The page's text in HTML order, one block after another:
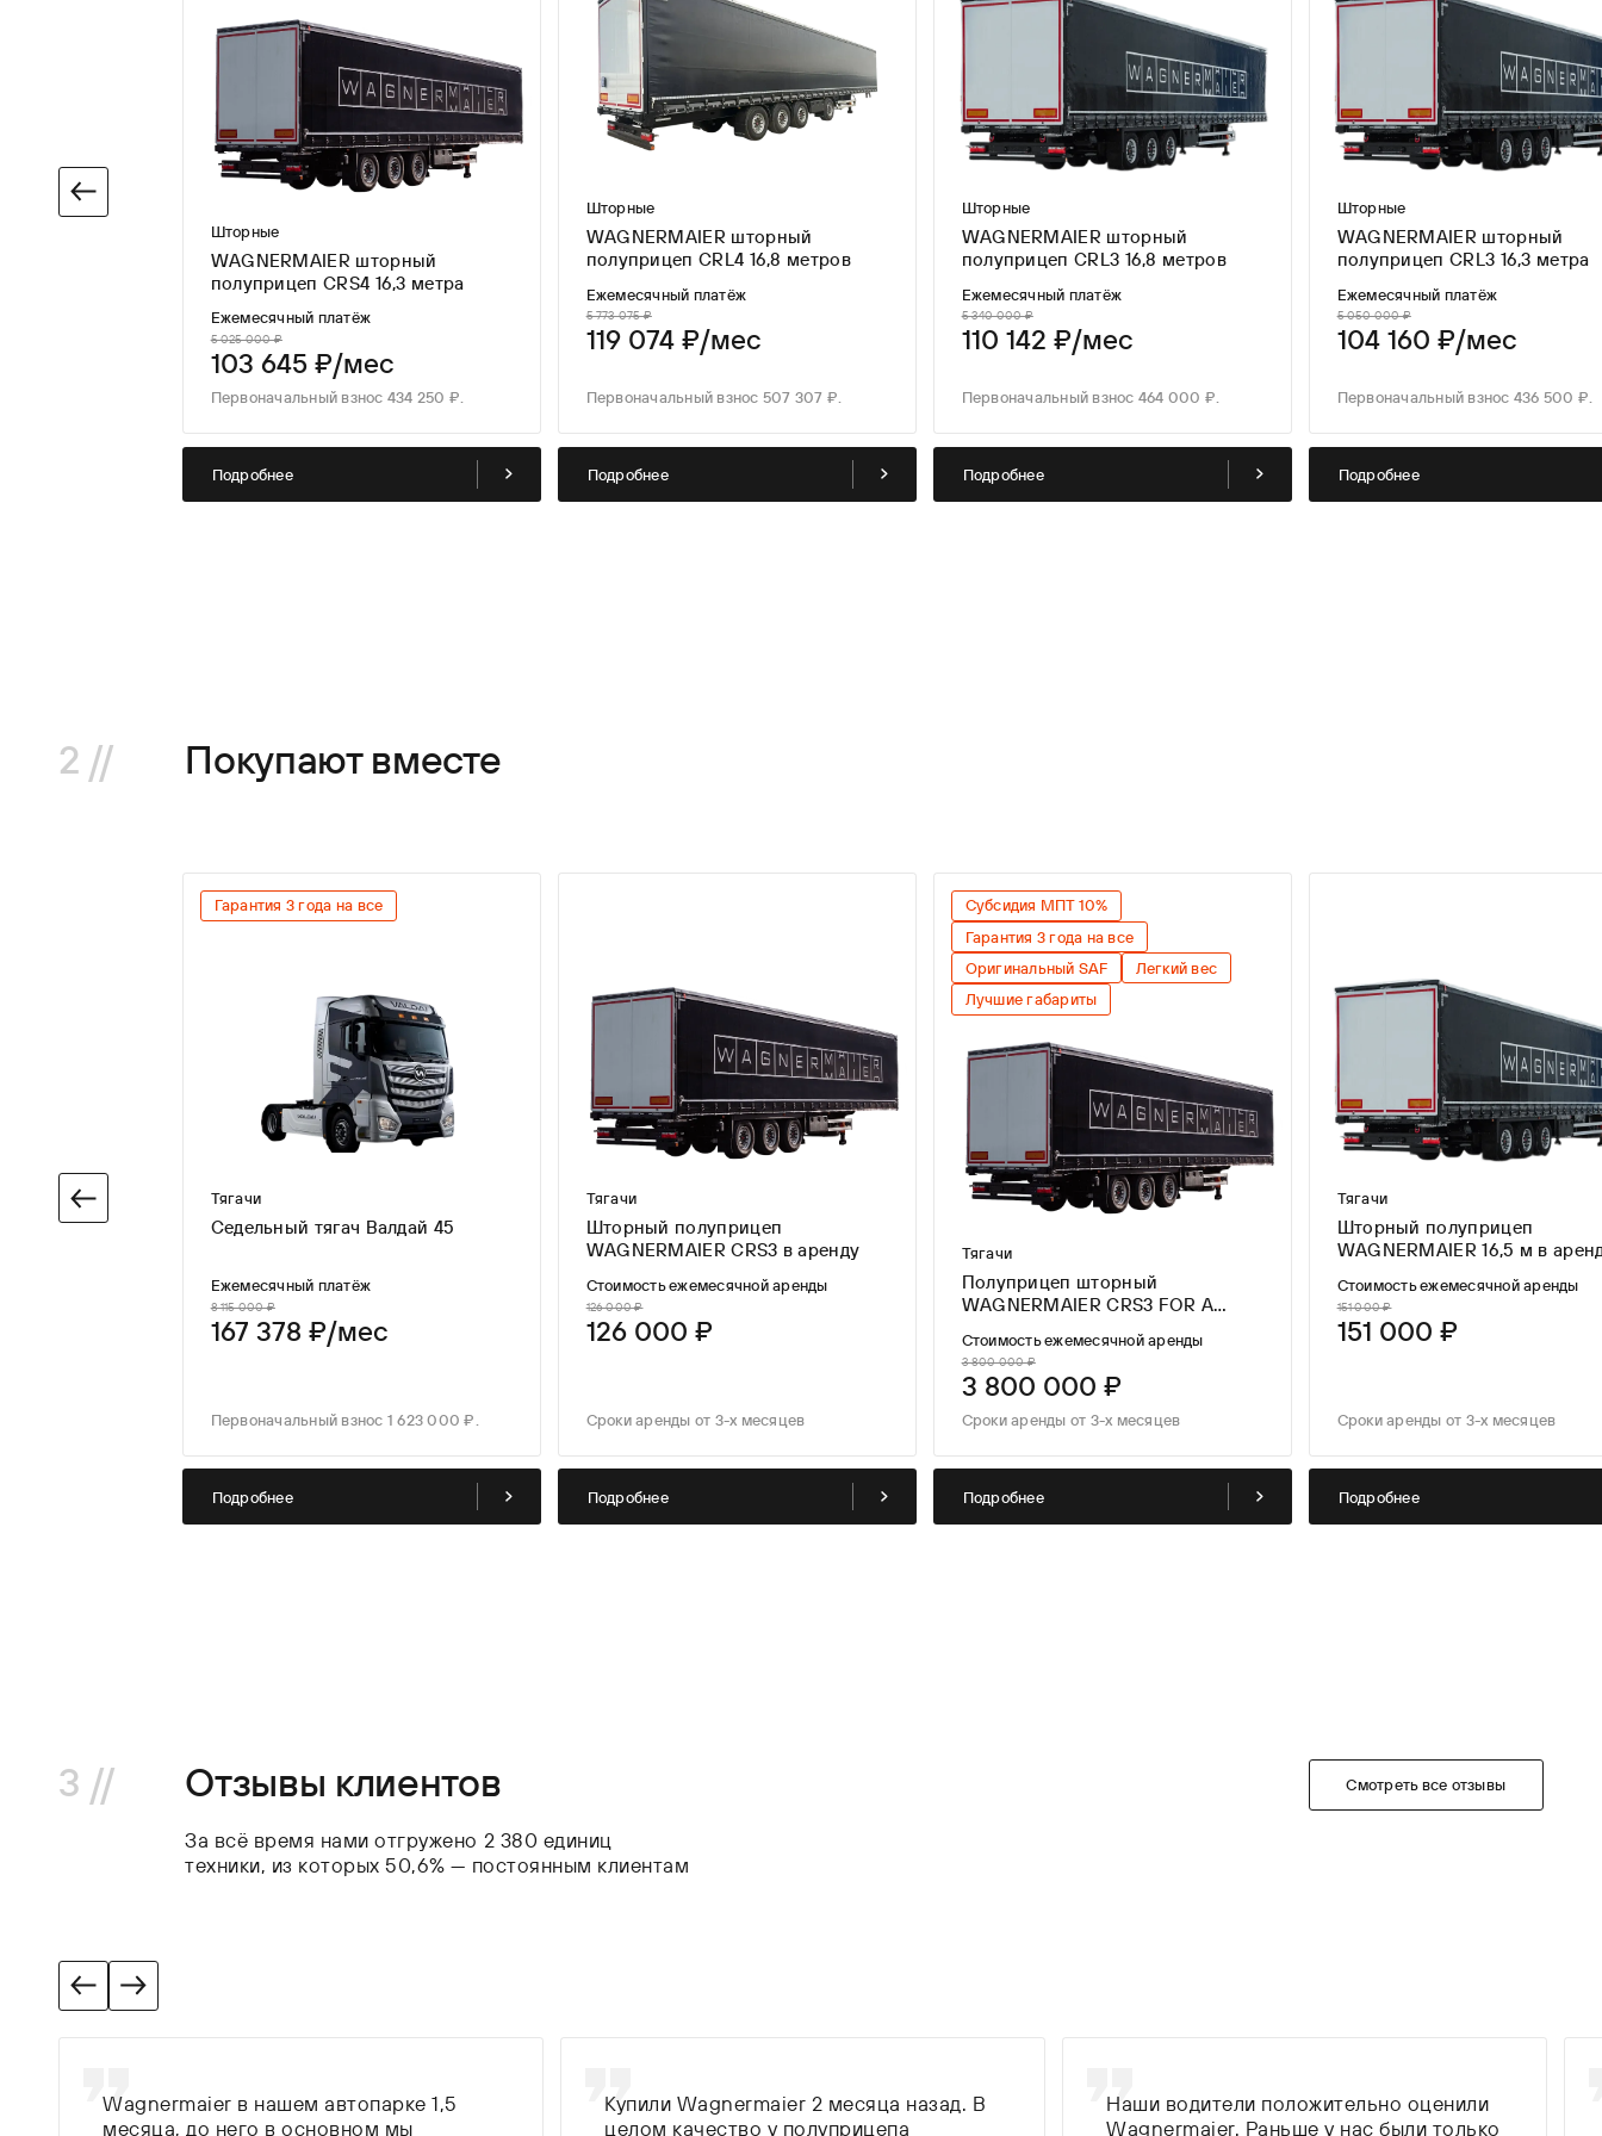
Шторные
WAGNERMAIER шторный
полуприцеп CRS4 16,3 метра
Ежемесячный платёж
5 025 000 ₽
103 645 ₽/мес
Первоначальный взнос 434 250 ₽.
Подробнее
Шторные
WAGNERMAIER шторный
полуприцеп CRL4 16,8 метров
Ежемесячный платёж
5 773 075 ₽
119 074 ₽/мес
Первоначальный взнос 507 307 ₽.
Подробнее
Шторные
WAGNERMAIER шторный
полуприцеп CRL3 16,8 метров
Ежемесячный платёж
5 340 000 ₽
110 142 ₽/мес
Первоначальный взнос 464 000 ₽.
Подробнее
Шторные
WAGNERMAIER шторный
полуприцеп CRL3 16,3 метра
Ежемесячный платёж
5 050 000 ₽
104 160 ₽/мес
Первоначальный взнос 436 500 ₽.
Подробнее
2 // Покупают вместе
Гарантия 3 года на все
Тягачи
Седельный тягач Валдай 45
Ежемесячный платёж
8 115 000 ₽
167 378 ₽/мес
Первоначальный взнос 1 623 000 ₽.
Подробнее
Тягачи
Шторный полуприцеп
WAGNERMAIER CRS3 в аренду
Стоимость ежемесячной аренды
126 000 ₽
126 000 ₽
Сроки аренды от 3-х месяцев
Подробнее
Субсидия МПТ 10%
Гарантия 3 года на все
Оригинальный SAF
Легкий вес
Лучшие габариты
Тягачи
Полуприцеп шторный
WAGNERMAIER CRS3 FOR A
Стоимость ежемесячной аренды
3 800 000 ₽
3 800 000 ₽
Сроки аренды от 3-х месяцев
Подробнее
Тягачи
Шторный полуприцеп
WAGNERMAIER 16,5 м в
Стоимость ежемесячной аренды
151 000 ₽
151 000 ₽
Сроки аренды от 3-х месяцев
Подробнее
3 // Отзывы клиентов
За всё время нами отгружено 2 380 единиц
техники, из которых 50,6% — постоянным клиентам
Смотреть все отзывы
Wagnermaier в нашем автопарке 1,5
месяца, до него в основном мы
Купили Wagnermaier 2 месяца назад. В
целом качество у полуприцепа
Наши водители положительно оценили
Wagnermaier. Раньше у нас были только